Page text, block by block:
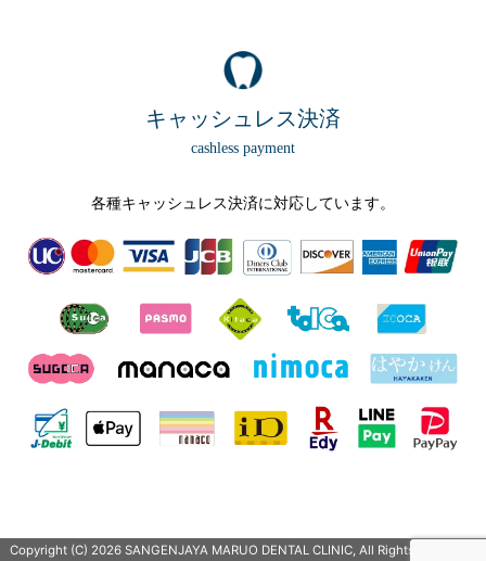
キャッシュレス決済
各種キャッシュレス決済に対応しています。
Copyright (C) 2026 SANGENJAYA MARUO DENTAL CLINIC, All Rights Reserved.